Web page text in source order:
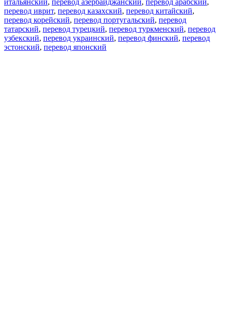
итальянский, перевод азербайджанский, перевод арабский,
перевод иврит, перевод казахский, перевод китайский,
перевод корейский, перевод португальский, перевод
татарский, перевод турецкий, перевод туркменский, перевод
узбекский, перевод украинский, перевод финский, перевод
эстонский, перевод японский